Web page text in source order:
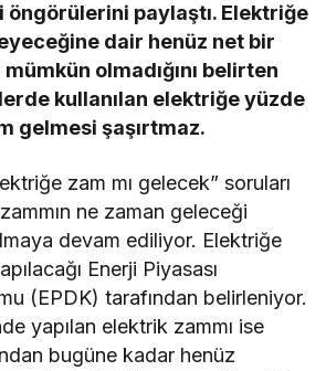
öngörülerini paylaştı. Elektriğe
dair henüz net bir
olmadığını belirten
kullanılan elektriğe yüzde
gelmesi şaşırtmaz.
zam mı gelecek” soruları
ne zaman geleceği
devam ediliyor. Elektriğe
Enerji Piyasası
(EPDK) tarafından belirleniyor.
yapılan elektrik zammı ise
bugüne kadar henüz